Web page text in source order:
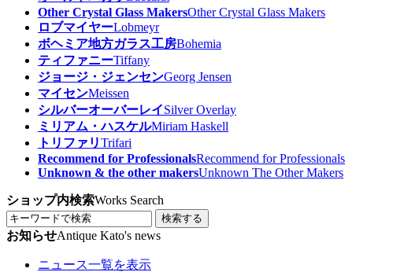
Other Crystal Glass MakersOther Crystal Glass Makers
ロブマイヤーLobmeyr
ボヘミア地方ガラス工房Bohemia
ティファニーTiffany
ジョージ・ジェンセンGeorg Jensen
マイセンMeissen
シルバーオーバーレイSilver Overlay
ミリアム・ハスケルMiriam Haskell
トリファリTrifari
Recommend for ProfessionalsRecommend for Professionals
Unknown & the other makersUnknown The Other Makers
ショップ内検索Works Search
検索する
お知らせAntique Kato's news
ニュース一覧を表示